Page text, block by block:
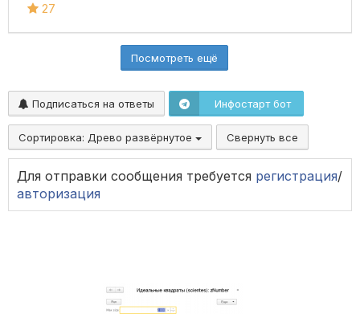
27
Посмотреть ещё
Подписаться на ответы Инфостарт бот
Сортировка: Древо развёрнутое Свернуть все
Для отправки сообщения требуется регистрация/
авторизация